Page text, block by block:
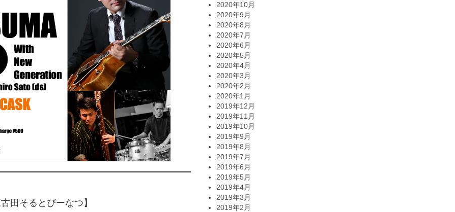
田そるとぴーなつ】
2020年10月
2020年9月
2020年8月
2020年7月
2020年6月
2020年5月
2020年4月
2020年3月
2020年2月
2020年1月
2019年12月
2019年11月
2019年10月
2019年9月
2019年8月
2019年7月
2019年6月
2019年5月
2019年4月
2019年3月
2019年2月